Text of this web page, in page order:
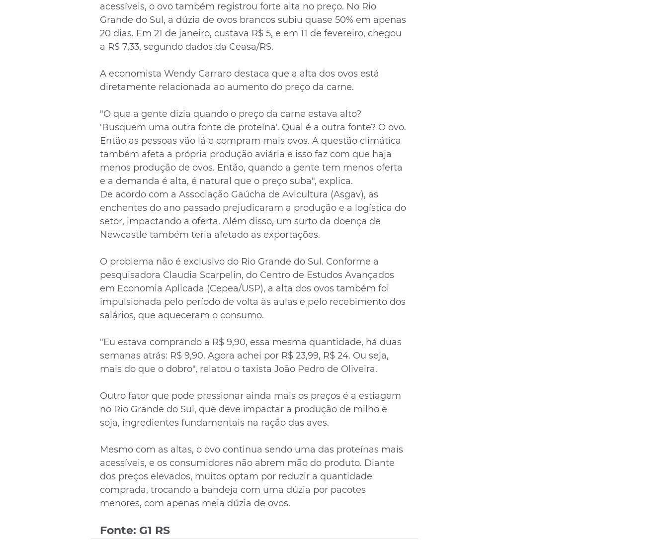
acessíveis, o ovo também registrou forte alta no preço. No Rio
Grande do Sul, a dúzia de ovos brancos subiu quase 50% em apenas
20 dias. Em 21 de janeiro, custava R$ 5, e em 11 de fevereiro, chegou
a R$ 7,33, segundo dados da Ceasa/RS.
A economista Wendy Carraro destaca que a alta dos ovos está
diretamente relacionada ao aumento do preço da carne.
"O que a gente dizia quando o preço da carne estava alto?
'Busquem uma outra fonte de proteína'. Qual é a outra fonte? O ovo.
Então as pessoas vão lá e compram mais ovos. A questão climática
também afeta a própria produção aviária e isso faz com que haja
menos produção de ovos. Então, quando a gente tem menos oferta
e a demanda é alta, é natural que o preço suba", explica.
De acordo com a Associação Gaúcha de Avicultura (Asgav), as
enchentes do ano passado prejudicaram a produção e a logística do
setor, impactando a oferta. Além disso, um surto da doença de
Newcastle também teria afetado as exportações.
O problema não é exclusivo do Rio Grande do Sul. Conforme a
pesquisadora Claudia Scarpelin, do Centro de Estudos Avançados
em Economia Aplicada (Cepea/USP), a alta dos ovos também foi
impulsionada pelo período de volta às aulas e pelo recebimento dos
salários, que aqueceram o consumo.
"Eu estava comprando a R$ 9,90, essa mesma quantidade, há duas
semanas atrás: R$ 9,90. Agora achei por R$ 23,99, R$ 24. Ou seja,
mais do que o dobro", relatou o taxista João Pedro de Oliveira.
Outro fator que pode pressionar ainda mais os preços é a estiagem
no Rio Grande do Sul, que deve impactar a produção de milho e
soja, ingredientes fundamentais na ração das aves.
Mesmo com as altas, o ovo continua sendo uma das proteínas mais
acessíveis, e os consumidores não abrem mão do produto. Diante
dos preços elevados, muitos optam por reduzir a quantidade
comprada, trocando a bandeja com uma dúzia por pacotes
menores, com apenas meia dúzia de ovos.
Fonte: G1 RS